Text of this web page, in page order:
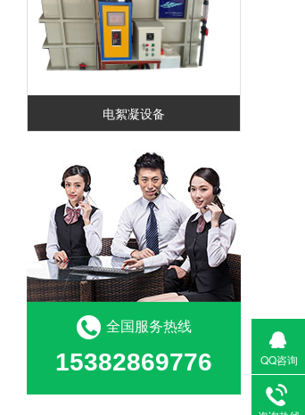
电絮凝设备
全国服务热线
15382869776 QQ咨询